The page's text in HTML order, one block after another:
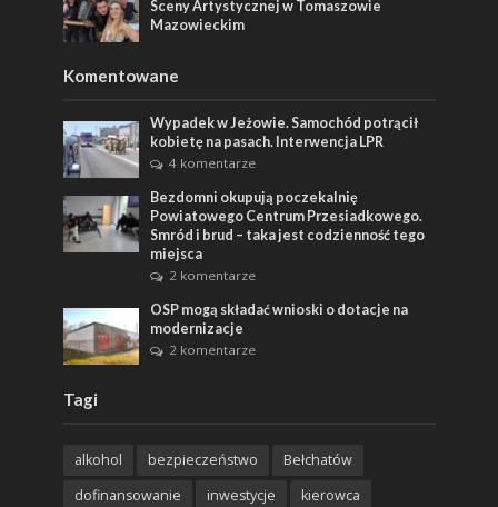
Sceny Artystycznej w Tomaszowie
Mazowieckim
Komentowane
Wypadek w Jeżowie. Samochód potrącił
kobietę na pasach. Interwencja LPR
4 komentarze
Bezdomni okupują poczekalnię
Powiatowego Centrum Przesiadkowego.
Smród i brud – taka jest codzienność tego
miejsca
2 komentarze
OSP mogą składać wnioski o dotacje na
modernizacje
2 komentarze
Tagi
alkohol bezpieczeństwo
Bełchatów
dofinansowanie
inwestycje
kierowca